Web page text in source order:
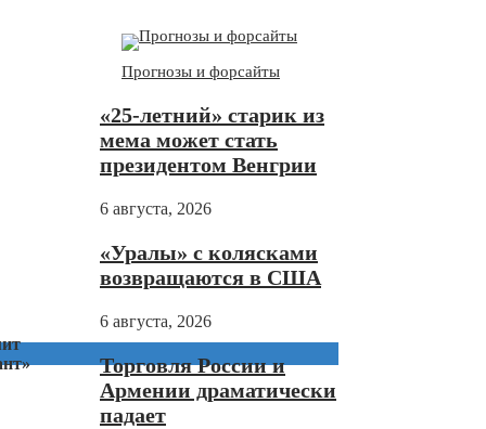
Прогнозы и форсайты
«25-летний» старик из
мема может стать
президентом Венгрии
6 августа, 2026
«Уралы» с колясками
возвращаются в США
6 августа, 2026
Торговля России и
Армении драматически
падает